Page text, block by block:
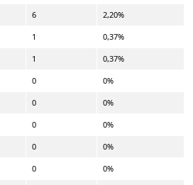
6 2,20%
1 0,37%
1 0,37%
0 0%
0 0%
0 0%
0 0%
0 0%